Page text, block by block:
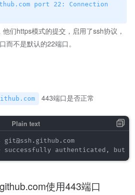
port 22: Connection
们https模式的提交，启用了ssh协议，
而不是默认的22端口。
443端口是否正常
使用443端口